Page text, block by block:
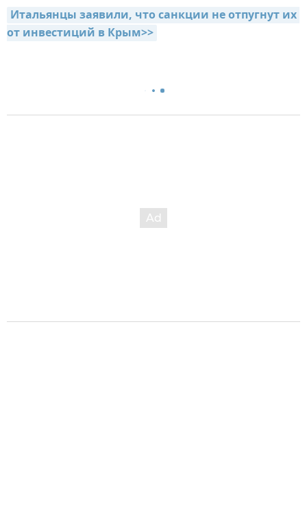
Итальянцы заявили, что санкции не отпугнут их
от инвестиций в Крым>>